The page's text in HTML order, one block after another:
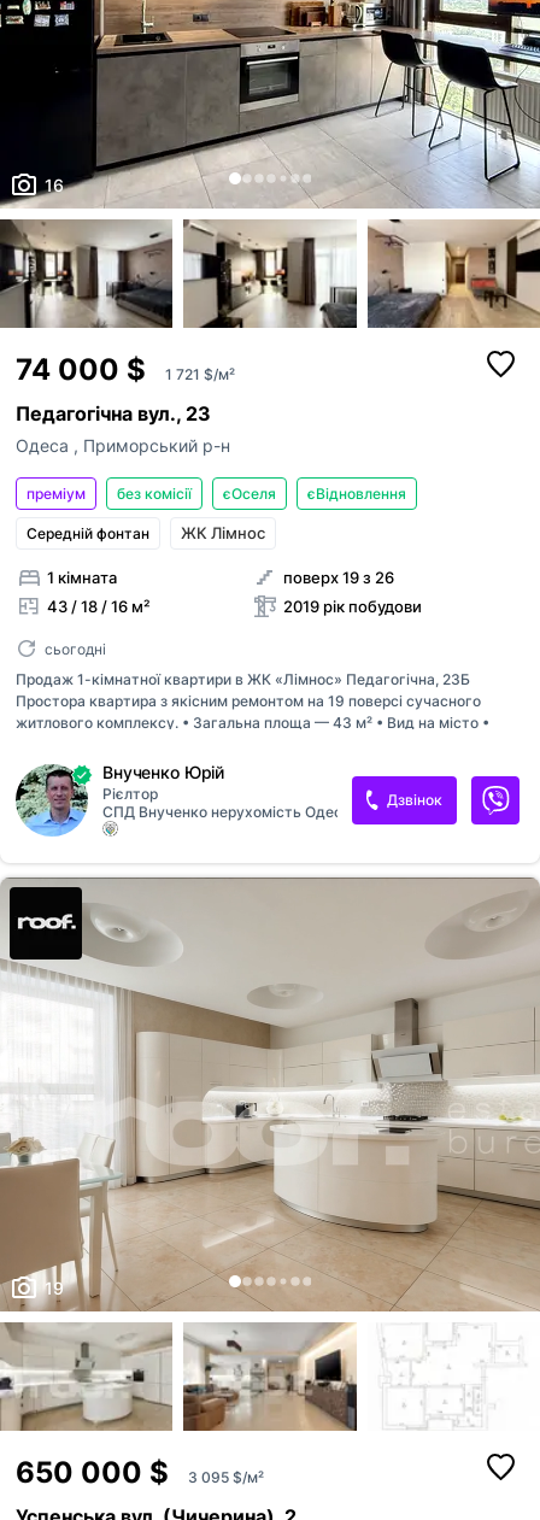
16
74 000 $ 1 721 $/м²
Педагогічна вул., 23
Одеса , Приморський р-н
преміум без комісії єОселя єВідновлення
Середній фонтан ЖК Лімнос
1 кімната
43 / 18 / 16 м²
поверх 19 з 26
2019 рік побудови
сьогодні
Продаж 1-кімнатної квартири в ЖК «Лімнос» Педагогічна, 23Б
Простора квартира з якісним ремонтом на 19 поверсі сучасного
житлового комплексу. • Загальна площа — 43 м² • Вид на місто •
Ціна — 74 000 $ Для покупця комісія відсутня. Фото відповідають
дійсності. Деталі та запис на перегляд — за телефоном або в
повідомленнях.
Внученко Юрій
Рієлтор
СПД Внученко нерухомість Одеса
Дзвінок
19
650 000 $ 3 095 $/м²